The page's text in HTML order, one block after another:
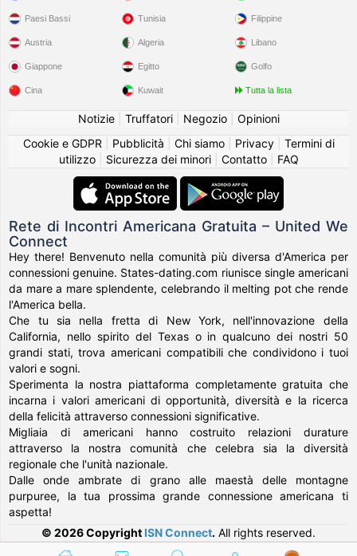
Paesi Bassi
Austria
Giappone
Cina
Tunisia
Algeria
Egitto
Kuwait
Filippine
Libano
Golfo
Tutta la lista
Notizie| Truffatori| Negozio| Opinioni
Cookie e GDPR
Pubblicità Chi siamo| Privacy| Termini di
utilizzo| Sicurezza dei minori| Contatto| FAQ
Rete di Incontri Americana Gratuita – United We
Connect
Hey there! Benvenuto nella comunità più diversa d'America per
connessioni genuine. States-dating.com riunisce single americani
da mare a mare splendente, celebrando il melting pot che rende
l'America bella.
Che tu sia nella fretta di New York, nell'innovazione della
California, nello spirito del Texas o in qualcuno dei nostri 50
grandi stati, trova americani compatibili che condividono i tuoi
valori e sogni.
Sperimenta la nostra piattaforma completamente gratuita che
incarna i valori americani di opportunità, diversità e la ricerca
della felicità attraverso connessioni significative.
Migliaia di americani hanno costruito relazioni durature
attraverso la nostra comunità che celebra sia la diversità
regionale che l'unità nazionale.
Dalle onde ambrate di grano alle maestà delle montagne
purpuree, la tua prossima grande connessione americana ti
aspetta!
© 2026 Copyright ISN Connect. All rights reserved.